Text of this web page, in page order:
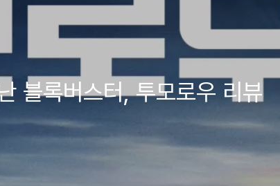
블록버스터, 투모로우 리뷰